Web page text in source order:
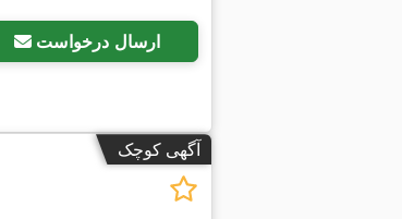
ارسال درخواست
آگهی کوچک